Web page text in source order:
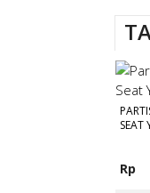
SEAT
Rp